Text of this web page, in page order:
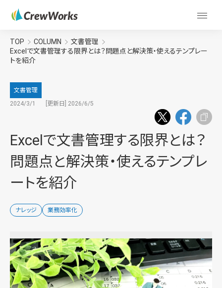
TOP COLUMN
文書管理
Excelで文書管理する限界とは？問題点と解決策・使えるテンプレー
トを紹介
文書管理
2024/3/1
[更新日] 2026/6/5
Excelで文書管理する限界とは？
問題点と解決策・使えるテンプレ
ートを紹介
ナレッジ 業務効率化